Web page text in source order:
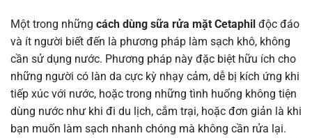
Một trong những cách dùng sữa rửa mặt Cetaphil độc đáo
và ít người biết đến là phương pháp làm sạch khô, không
cần sử dụng nước. Phương pháp này đặc biệt hữu ích cho
những người có làn da cực kỳ nhạy cảm, dễ bị kích ứng khi
tiếp xúc với nước, hoặc trong những tình huống không tiện
dùng nước như khi đi du lịch, cắm trại, hoặc đơn giản là khi
bạn muốn làm sạch nhanh chóng mà không cần rửa lại.